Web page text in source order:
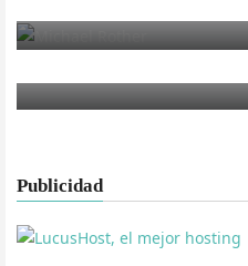
MÚSICA
Publicidad